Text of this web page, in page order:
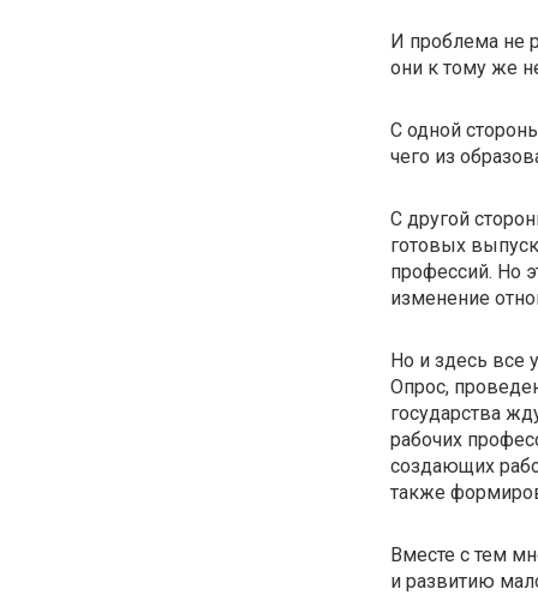
И проблема не
они к тому же
С одной
чего из
С другой
готовых
профессий. Но
изменение
Но и здесь все
Опрос,
государства
рабочих
создающих
также
Вместе с тем
и развитию